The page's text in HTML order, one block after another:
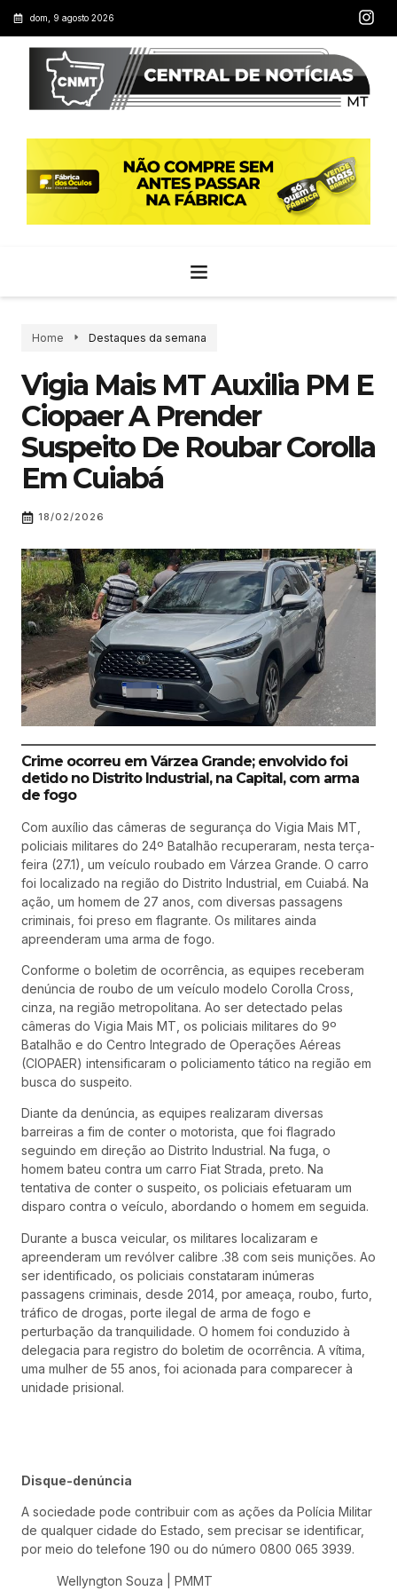
dom, 9 agosto 2026
Home Destaques da semana
Vigia Mais MT Auxilia PM E
Ciopaer A Prender
Suspeito De Roubar Corolla
Em Cuiabá
18/02/2026
Crime ocorreu em Várzea Grande; envolvido foi
detido no Distrito Industrial, na Capital, com arma
de fogo
Com auxílio das câmeras de segurança do Vigia Mais MT,
policiais militares do 24º Batalhão recuperaram, nesta terça-
feira (27.1), um veículo roubado em Várzea Grande. O carro
foi localizado na região do Distrito Industrial, em Cuiabá. Na
ação, um homem de 27 anos, com diversas passagens
criminais, foi preso em flagrante. Os militares ainda
apreenderam uma arma de fogo.
Conforme o boletim de ocorrência, as equipes receberam
denúncia de roubo de um veículo modelo Corolla Cross,
cinza, na região metropolitana. Ao ser detectado pelas
câmeras do Vigia Mais MT, os policiais militares do 9º
Batalhão e do Centro Integrado de Operações Aéreas
(CIOPAER) intensificaram o policiamento tático na região em
busca do suspeito.
Diante da denúncia, as equipes realizaram diversas
barreiras a fim de conter o motorista, que foi flagrado
seguindo em direção ao Distrito Industrial. Na fuga, o
homem bateu contra um carro Fiat Strada, preto. Na
tentativa de conter o suspeito, os policiais efetuaram um
disparo contra o veículo, abordando o homem em seguida.
Durante a busca veicular, os militares localizaram e
apreenderam um revólver calibre .38 com seis munições. Ao
ser identificado, os policiais constataram inúmeras
passagens criminais, desde 2014, por ameaça, roubo, furto,
tráfico de drogas, porte ilegal de arma de fogo e
perturbação da tranquilidade. O homem foi conduzido à
delegacia para registro do boletim de ocorrência. A vítima,
uma mulher de 55 anos, foi acionada para comparecer à
unidade prisional.
Disque-denúncia
A sociedade pode contribuir com as ações da Polícia Militar
de qualquer cidade do Estado, sem precisar se identificar,
por meio do telefone 190 ou do número 0800 065 3939.
Wellyngton Souza | PMMT